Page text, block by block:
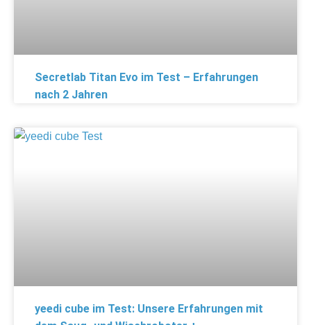
Secretlab Titan Evo im Test – Erfahrungen
nach 2 Jahren
yeedi cube im Test: Unsere Erfahrungen mit